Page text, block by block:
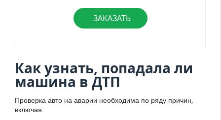
ЗАКАЗАТЬ
Как узнать, попадала ли
машина в ДТП
Проверка авто на аварии необходима по ряду причин,
включая: